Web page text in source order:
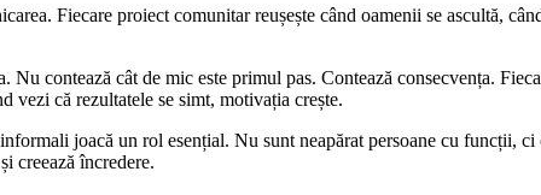
Fiecare proiect comunitar reușește când oamenii se ascultă,
Nu contează cât de mic este primul pas. Contează consecvența.
vezi că rezultatele se simt, motivația crește.
joacă un rol esențial. Nu sunt neapărat persoane cu funcții, ci
creează încredere.